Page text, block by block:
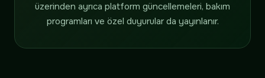
üzerinden ayrıca platform güncellemeleri, bakım
programları ve özel duyurular da yayınlanır.